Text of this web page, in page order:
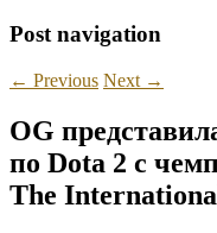
Post navigation
← Previous Next →
OG
по Dota 2 с
The